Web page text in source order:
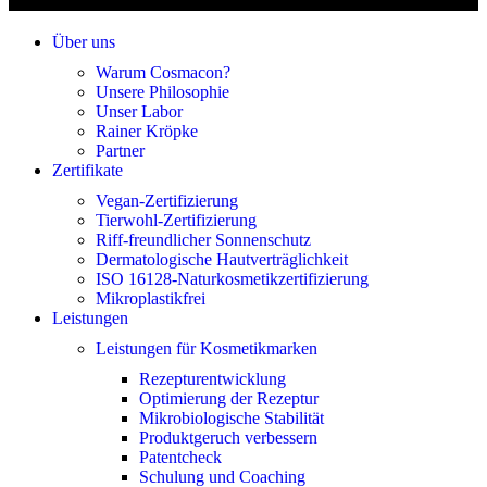
Über uns
Warum Cosmacon?
Unsere Philosophie
Unser Labor
Rainer Kröpke
Partner
Zertifikate
Vegan-Zertifizierung
Tierwohl-Zertifizierung
Riff-freundlicher Sonnenschutz
Dermatologische Hautverträglichkeit
ISO 16128-Naturkosmetikzertifizierung
Mikroplastikfrei
Leistungen
Leistungen für Kosmetikmarken
Rezepturentwicklung
Optimierung der Rezeptur
Mikrobiologische Stabilität
Produktgeruch verbessern
Patentcheck
Schulung und Coaching